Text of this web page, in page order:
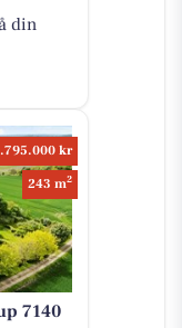
din
kr
243 m2
7140